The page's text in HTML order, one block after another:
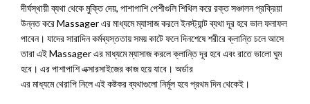
দীর্ঘস্থায়ী ব্যথা থেকে মুক্তি দেয়, পাশাপাশি পেশীগুলি শিথিল করে রক্ত সঞ্চালন প্রক্রিয়া
উন্নত করে Massager এর মাধ্যমে ম্যাসাজ করলে ইনস্ট্যান্ট ব্যথা দূর হবে ভাল ফলাফল
পাবেন। যাদের সারাদিন কর্মব্যস্ততায় সময় কাটে ফলে দিনশেষে শরীরে ক্লান্তি চলে আসে
তারা এই Massager এর মাধ্যমে ম্যাসাজ করলে ক্লান্তি দূর হবে এবং রাতে ভালো ঘুম
হবে। এর পাশাপাশি এক্সারসাইজের কাজ হয়ে যাবে। অর্ডার
এর মাধ্যমে থেরাপি নিলে এই কষ্টকর ব্যথাগুলো নির্মূল হবে প্রথম দিন থেকেই।